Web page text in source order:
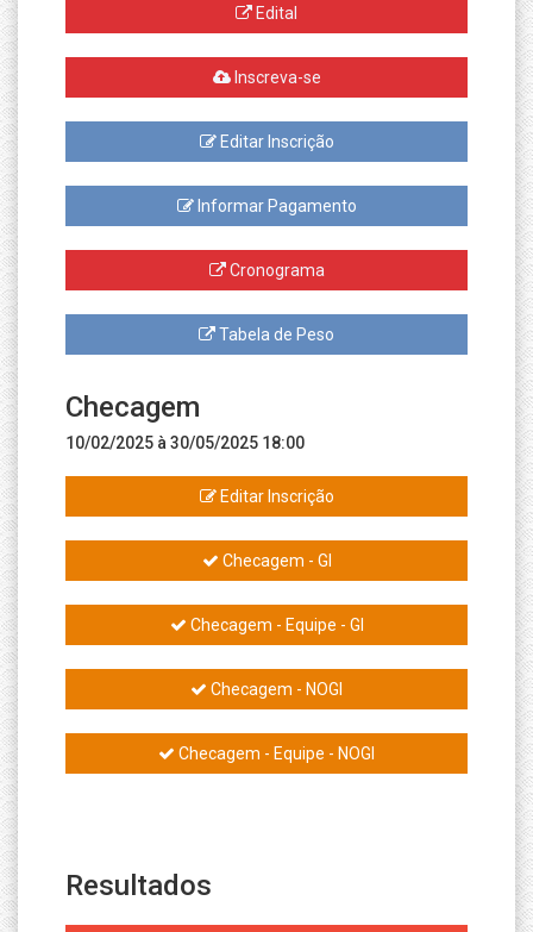
Edital
Inscreva-se
Editar Inscrição
Informar Pagamento
Cronograma
Tabela de Peso
Checagem
10/02/2025 à 30/05/2025 18:00
Editar Inscrição
Checagem - GI
Checagem - Equipe - GI
Checagem - NOGI
Checagem - Equipe - NOGI
Resultados